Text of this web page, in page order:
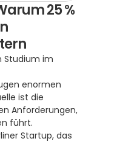
25 %
Studium im
enormen
ist die
Anforderungen,
führt.
Startup, das